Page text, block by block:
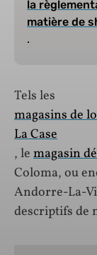
la
matière de
.
Tels les
magasins de
La Case
, le magasin
Coloma, ou
Andorre-La-
descriptifs de